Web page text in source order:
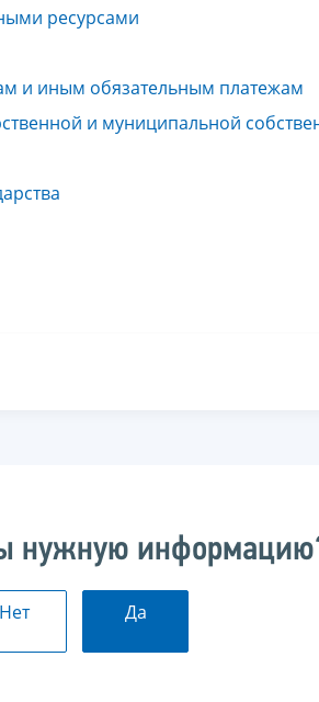
ресурсами
и иным обязательным платежам
и муниципальной
нужную
Нет Да